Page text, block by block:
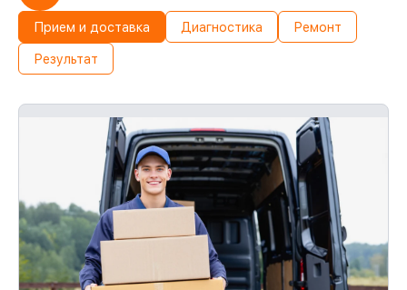
Прием и доставка Диагностика Ремонт
Результат